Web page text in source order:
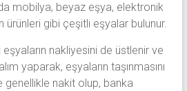
mobilya, beyaz eşya, elektronik
gibi çeşitli eşyalar bulunur.
eşyaların nakliyesini de üstlenir ve
yaparak, eşyaların taşınmasını
genellikle nakit olup, banka